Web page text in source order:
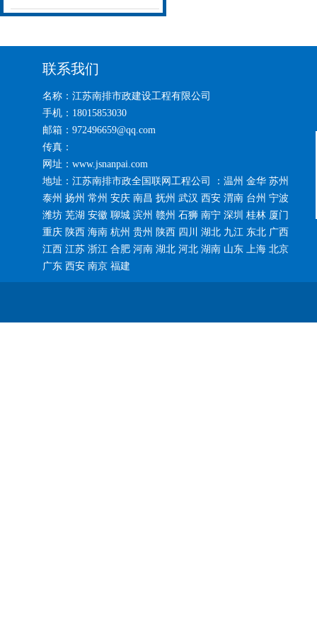
联系我们
名称：江苏南排市政建设工程有限公司
手机：18015853030
邮箱：972496659@qq.com
传真：
网址：www.jsnanpai.com
地址：江苏南排市政全国联网工程公司 ：温州 金华 苏州
泰州 扬州 常州 安庆 南昌 抚州 武汉 西安 渭南 台州 宁波
潍坊 芜湖 安徽 聊城 滨州 赣州 石狮 南宁 深圳 桂林 厦门
重庆 陕西 海南 杭州 贵州 陕西 四川 湖北 九江 东北 广西
江西 江苏 浙江 合肥 河南 湖北 河北 湖南 山东 上海 北京
广东 西安 南京 福建